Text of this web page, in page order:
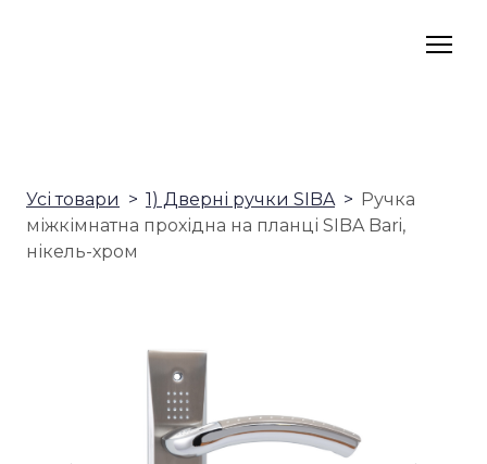
Усі товари 1) Дверні ручки SIBA
Ручка
міжкімнатна прохідна на планці SIBA Bari,
нікель-хром